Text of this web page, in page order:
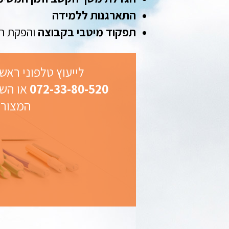
לייעוץ טלפוני
072-33-80-520 או
התארגנות ללמידה
תפקוד מיטבי בקבוצה והפקת